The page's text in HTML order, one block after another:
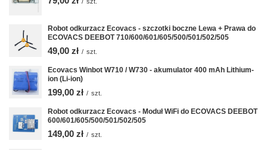
Robot odkurzacz Ecovacs - szczotki boczne Lewa + Prawa do
ECOVACS DEEBOT 710/600/601/605/500/501/502/505
49,00 zł / szt.
Ecovacs Winbot W710 / W730 - akumulator 400 mAh Lithium-
ion (Li-ion)
199,00 zł / szt.
Robot odkurzacz Ecovacs - Moduł WiFi do ECOVACS DEEBOT
600/601/605/500/501/502/505
149,00 zł / szt.